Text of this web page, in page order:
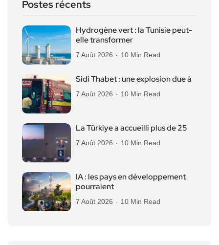
Postes récents
Hydrogène vert : la Tunisie peut-
elle transformer
7 Août 2026 10 Min Read
Sidi Thabet : une explosion due à
7 Août 2026 10 Min Read
La Türkiye a accueilli plus de 25
7 Août 2026 10 Min Read
IA : les pays en développement
pourraient
7 Août 2026 10 Min Read